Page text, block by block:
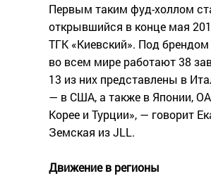
Первым таким фуд-холлом
открывшийся в конце мая
ТГК «Киевский». Под брендом
во всем мире работают 38
13 из них представлены в
— в США, а также в Японии,
Корее и Турции», — говорит
Земская из JLL.
Движение в регионы